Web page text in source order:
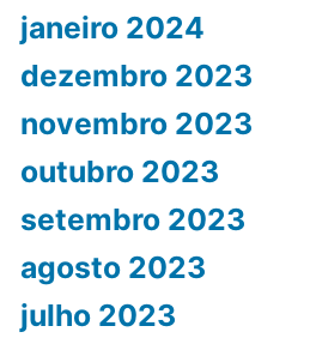
janeiro 2024
dezembro 2023
novembro 2023
outubro 2023
setembro 2023
agosto 2023
julho 2023